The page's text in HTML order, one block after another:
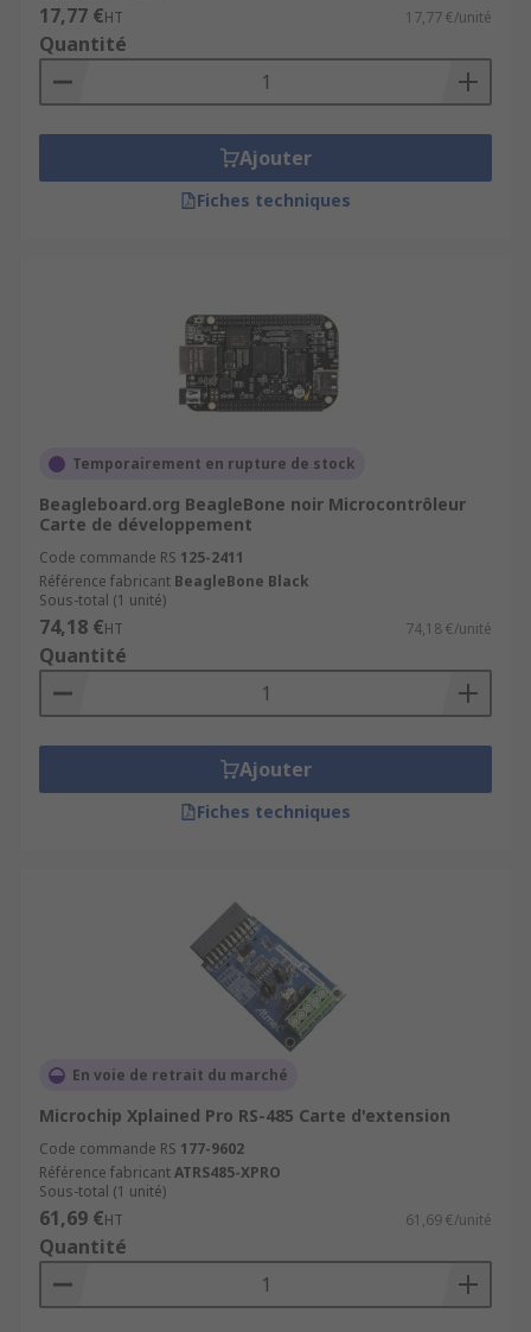
17,77 €HT 17,77 €/unité
Quantité
Ajouter
Fiches techniques
Temporairement en rupture de stock
Beagleboard.org BeagleBone noir Microcontrôleur
Carte de développement
Code commande RS 125-2411
Référence fabricant BeagleBone Black
Sous-total (1 unité)
74,18 €HT 74,18 €/unité
Quantité
Ajouter
Fiches techniques
En voie de retrait du marché
Microchip Xplained Pro RS-485 Carte d'extension
Code commande RS 177-9602
Référence fabricantATRS485-XPRO
Sous-total (1 unité)
61,69 €HT 61,69 €/unité
Quantité